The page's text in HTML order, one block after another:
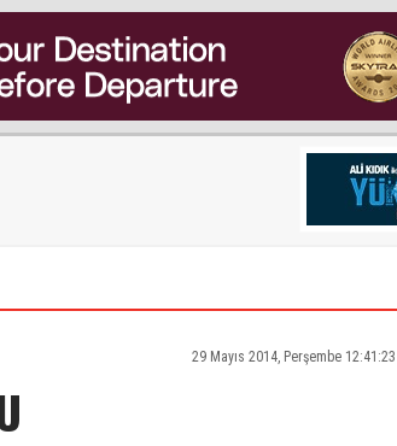
29 Mayıs 2014, Perşembe 12:41:23